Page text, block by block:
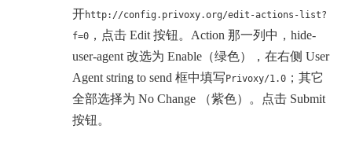
开http://config.privoxy.org/edit-actions-list?
f=0 ，点击 Edit 按钮。Action 那一列中，hide-
user-agent 改选为 Enable（绿色），在右侧 User
Agent string to send 框中填写Privoxy/1.0 ；其它
全部选择为 No Change （紫色）。点击 Submit
按钮。